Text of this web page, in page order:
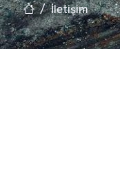
İletişim